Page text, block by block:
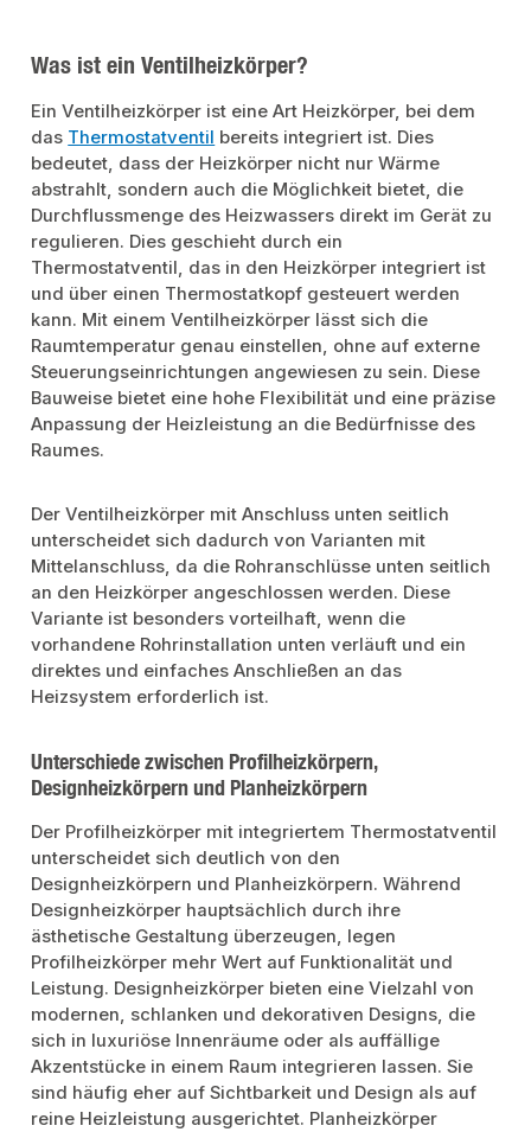
Was ist ein Ventilheizkörper?
Ein Ventilheizkörper ist eine Art Heizkörper, bei dem
das Thermostatventil bereits integriert ist. Dies
bedeutet, dass der Heizkörper nicht nur Wärme
abstrahlt, sondern auch die Möglichkeit bietet, die
Durchflussmenge des Heizwassers direkt im Gerät zu
regulieren. Dies geschieht durch ein
Thermostatventil, das in den Heizkörper integriert ist
und über einen Thermostatkopf gesteuert werden
kann. Mit einem Ventilheizkörper lässt sich die
Raumtemperatur genau einstellen, ohne auf externe
Steuerungseinrichtungen angewiesen zu sein. Diese
Bauweise bietet eine hohe Flexibilität und eine präzise
Anpassung der Heizleistung an die Bedürfnisse des
Raumes.
Der Ventilheizkörper mit Anschluss unten seitlich
unterscheidet sich dadurch von Varianten mit
Mittelanschluss, da die Rohranschlüsse unten seitlich
an den Heizkörper angeschlossen werden. Diese
Variante ist besonders vorteilhaft, wenn die
vorhandene Rohrinstallation unten verläuft und ein
direktes und einfaches Anschließen an das
Heizsystem erforderlich ist.
Unterschiede zwischen Profilheizkörpern,
Designheizkörpern und Planheizkörpern
Der Profilheizkörper mit integriertem Thermostatventil
unterscheidet sich deutlich von den
Designheizkörpern und Planheizkörpern. Während
Designheizkörper hauptsächlich durch ihre
ästhetische Gestaltung überzeugen, legen
Profilheizkörper mehr Wert auf Funktionalität und
Leistung. Designheizkörper bieten eine Vielzahl von
modernen, schlanken und dekorativen Designs, die
sich in luxuriöse Innenräume oder als auffällige
Akzentstücke in einem Raum integrieren lassen. Sie
sind häufig eher auf Sichtbarkeit und Design als auf
reine Heizleistung ausgerichtet. Planheizkörper